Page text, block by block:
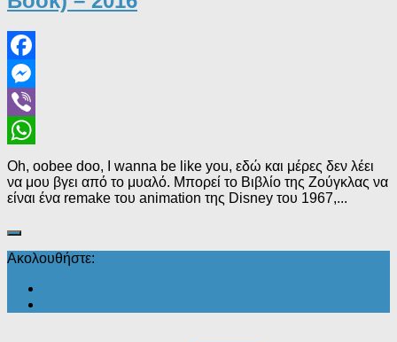
Facebook
Messenger
Viber
WhatsApp
Oh, oobee doo, I wanna be like you, εδώ και μέρες δεν λέει
να μου βγει από το μυαλό. Μπορεί το Βιβλίο της Ζούγκλας να
είναι ένα remake του animation της Disney του 1967,...
Ακολουθήστε: